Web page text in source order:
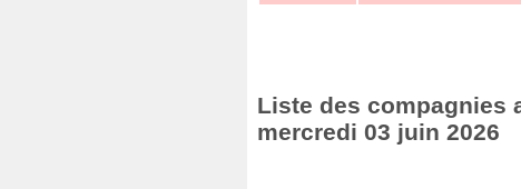
Liste des compagnies
mercredi 03 juin 2026